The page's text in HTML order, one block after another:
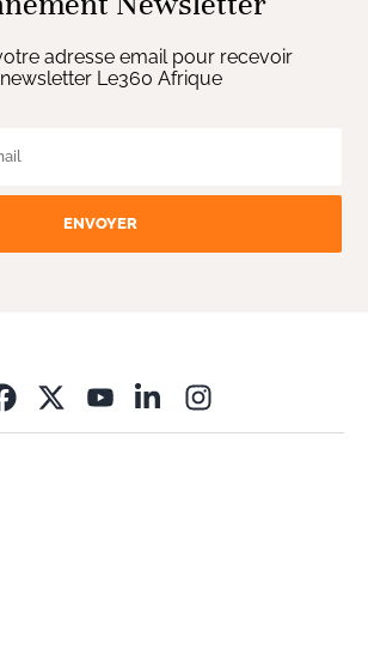
adresse email pour recevoir
Le360 Afrique
ENVOYER